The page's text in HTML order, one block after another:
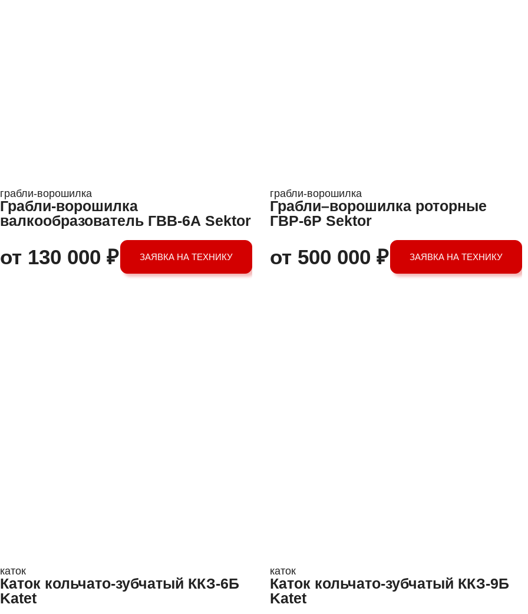
грабли-ворошилка
Грабли-ворошилка
валкообразователь ГВВ-6А Sektor
от 130 000 ₽ ЗАЯВКА НА ТЕХНИКУ
грабли-ворошилка
Грабли–ворошилка роторные
ГВР-6Р Sektor
от 500 000 ₽ ЗАЯВКА НА ТЕХНИКУ
каток
Каток кольчато-зубчатый ККЗ-6Б
Katet
каток
Каток кольчато-зубчатый ККЗ-9Б
Katet